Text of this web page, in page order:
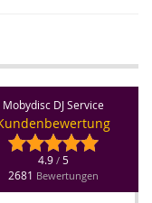
Mobydisc DJ Service
4.9 / 5
2681 Bewertungen